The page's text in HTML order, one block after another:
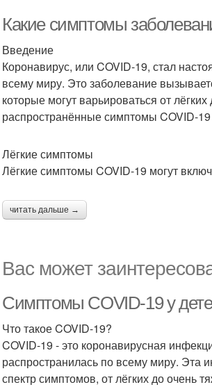
Какие симптомы
Введение
Коронавирус, или COVID-19, стал
всему миру. Это заболевание
которые могут варьироваться от
распространённые симптомы COVID-19
Лёгкие симптомы
Лёгкие симптомы COVID-19 могут
читать дальше →
Вас может
Симптомы COVID-19 у
Что такое COVID-19?
COVID-19 - это коронавирусная
распространилась по всему миру. Эта
спектр симптомов, от лёгких до очень